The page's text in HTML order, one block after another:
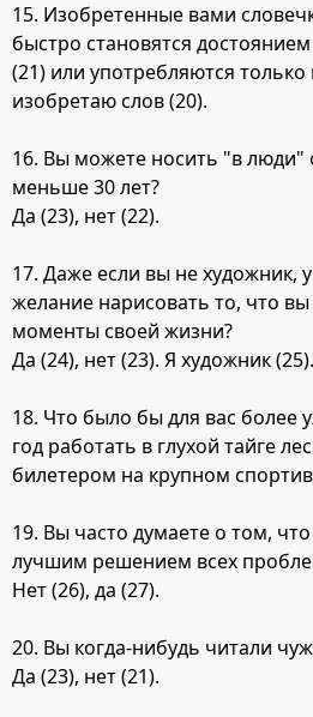
15. Изобретенные вами
быстро становятся
(21) или употребляются только
изобретаю слов (20).
16. Вы можете носить "в люди"
меньше 30 лет?
Да (23), нет (22).
17. Даже если вы не художник,
желание нарисовать то, что
моменты своей жизни?
Да (24), нет (23). Я художник (25).
18. Что было бы для вас более
год работать в глухой тайге
билетером на крупном
19. Вы часто думаете о том,
лучшим решением всех
Нет (26), да (27).
20. Вы когда-нибудь читали
Да (23), нет (21).